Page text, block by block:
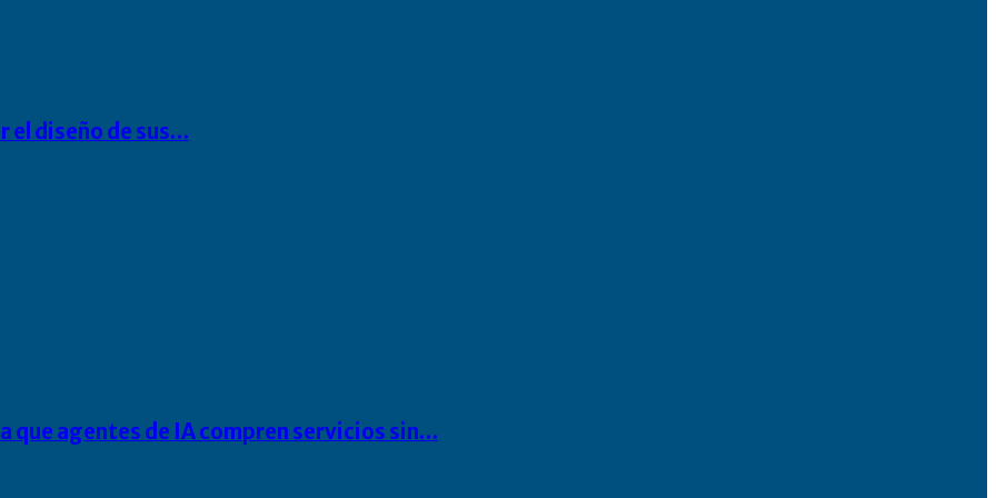
el diseño de sus…
agentes de IA compren servicios sin…